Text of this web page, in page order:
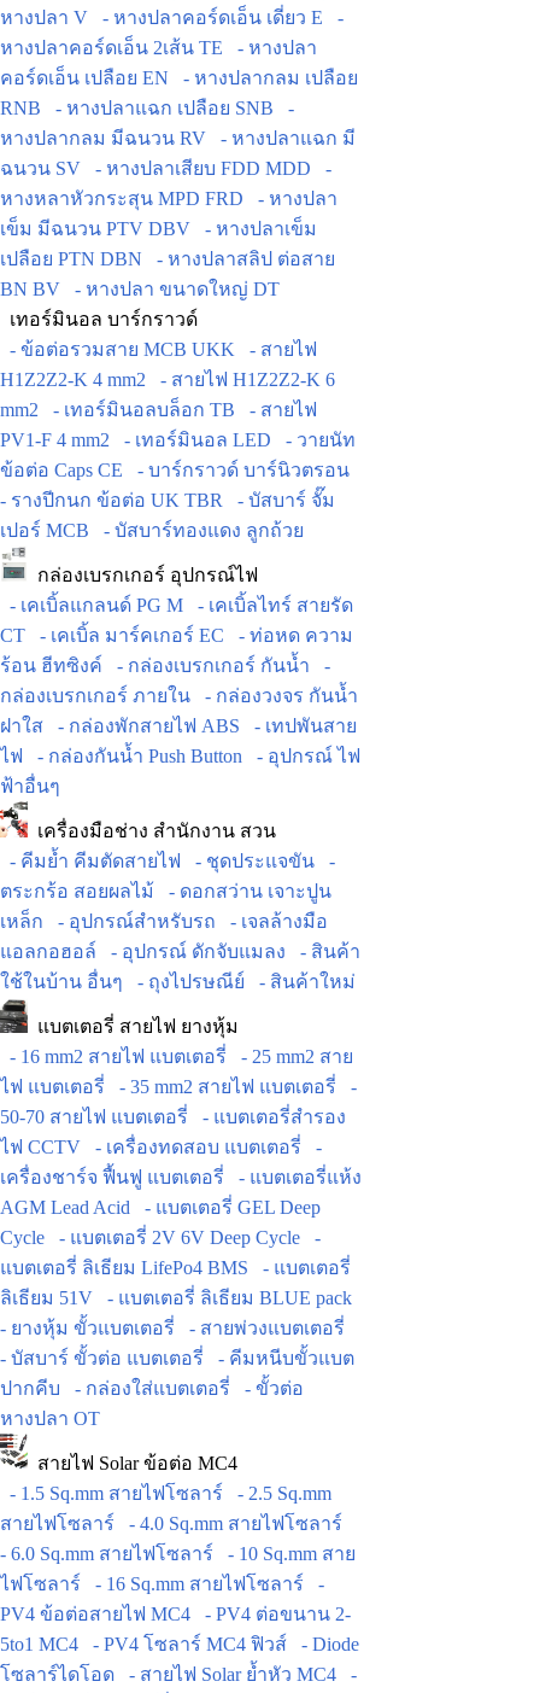
หางปลา V
- หางปลาคอร์ดเอ็น เดี่ยว E
-
หางปลาคอร์ดเอ็น 2เส้น TE
- หางปลา
คอร์ดเอ็น เปลือย EN
- หางปลากลม เปลือย
RNB
- หางปลาแฉก เปลือย SNB
-
หางปลากลม มีฉนวน RV
- หางปลาแฉก มี
ฉนวน SV
- หางปลาเสียบ FDD MDD
-
หางหลาหัวกระสุน MPD FRD
- หางปลา
เข็ม มีฉนวน PTV DBV
- หางปลาเข็ม
เปลือย PTN DBN
- หางปลาสลิป ต่อสาย
BN BV
- หางปลา ขนาดใหญ่ DT
เทอร์มินอล บาร์กราวด์
- ข้อต่อรวมสาย MCB UKK
- สายไฟ
H1Z2Z2-K 4 mm2
- สายไฟ H1Z2Z2-K 6
mm2
- เทอร์มินอลบล็อก TB
- สายไฟ
PV1-F 4 mm2
- เทอร์มินอล LED
- วายนัท
ข้อต่อ Caps CE
- บาร์กราวด์ บาร์นิวตรอน
- รางปีกนก ข้อต่อ UK TBR
- บัสบาร์ จั๊ม
เปอร์ MCB
- บัสบาร์ทองแดง ลูกถ้วย
กล่องเบรกเกอร์ อุปกรณ์ไฟ
- เคเบิ้ลแกลนด์ PG M
- เคเบิ้ลไทร์ สายรัด
CT
- เคเบิ้ล มาร์คเกอร์ EC
- ท่อหด ความ
ร้อน ฮีทซิงค์
- กล่องเบรกเกอร์ กันน้ำ
-
กล่องเบรกเกอร์ ภายใน
- กล่องวงจร กันน้ำ
ฝาใส
- กล่องพักสายไฟ ABS
- เทปพันสาย
ไฟ
- กล่องกันน้ำ Push Button
- อุปกรณ์ ไฟ
ฟ้าอื่นๆ
เครื่องมือช่าง สำนักงาน สวน
- คีมย้ำ คีมตัดสายไฟ
- ชุดประแจขัน
-
ตระกร้อ สอยผลไม้
- ดอกสว่าน เจาะปูน
เหล็ก
- อุปกรณ์สำหรับรถ
- เจลล้างมือ
แอลกอฮอล์
- อุปกรณ์ ดักจับแมลง
- สินค้า
ใช้ในบ้าน อื่นๆ
- ถุงไปรษณีย์ - สินค้าใหม่
แบตเตอรี่ สายไฟ ยางหุ้ม
- 16 mm2 สายไฟ แบตเตอรี่
- 25 mm2 สาย
ไฟ แบตเตอรี่
- 35 mm2 สายไฟ แบตเตอรี่
-
50-70 สายไฟ แบตเตอรี่
- แบตเตอรี่สำรอง
ไฟ CCTV
- เครื่องทดสอบ แบตเตอรี่
-
เครื่องชาร์จ ฟื้นฟู แบตเตอรี่
- แบตเตอรี่แห้ง
AGM Lead Acid
- แบตเตอรี่ GEL Deep
Cycle
- แบตเตอรี่ 2V 6V Deep Cycle
-
แบตเตอรี่ ลิเธียม LifePo4 BMS
- แบตเตอรี่
ลิเธียม 51V
- แบตเตอรี่ ลิเธียม BLUE pack
- ยางหุ้ม ขั้วแบตเตอรี่
- สายพ่วงแบตเตอรี่
- บัสบาร์ ขั้วต่อ แบตเตอรี่
- คีมหนีบขั้วแบต
ปากคีบ
- กล่องใส่แบตเตอรี่
- ขั้วต่อ
หางปลา OT
สายไฟ Solar ข้อต่อ MC4
- 1.5 Sq.mm สายไฟโซลาร์
- 2.5 Sq.mm
สายไฟโซลาร์
- 4.0 Sq.mm สายไฟโซลาร์
- 6.0 Sq.mm สายไฟโซลาร์
- 10 Sq.mm สาย
ไฟโซลาร์
- 16 Sq.mm สายไฟโซลาร์
-
PV4 ข้อต่อสายไฟ MC4
- PV4 ต่อขนาน 2-
5to1 MC4
- PV4 โซลาร์ MC4 ฟิวส์
- Diode
โซลาร์ไดโอด
- สายไฟ Solar ย้ำหัว MC4
-